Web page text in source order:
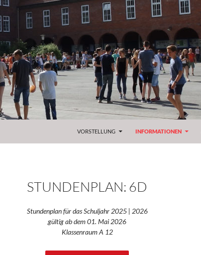
VORSTELLUNG
INFORMATIONEN
STUNDENPLAN: 6D
Stundenplan für das Schuljahr 2025 | 2026
gültig ab dem 01. Mai 2026
Klassenraum A 12